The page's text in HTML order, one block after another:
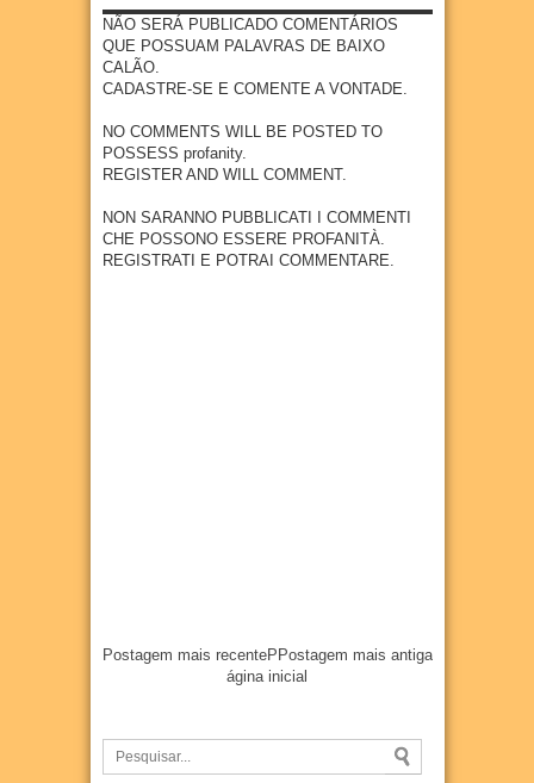
a-PE
15 Jun 2026
a após
fortes
s
DO
DOCU
ÁRIO
AR E
Tajuc
upapo
17 Apr 2026
NÃO SERÁ PUBLICADO COMENTÁRIOS
QUE POSSUAM PALAVRAS DE BAIXO
CALÃO.
CADASTRE-SE E COMENTE A VONTADE.
NO COMMENTS WILL BE POSTED TO
POSSESS profanity.
REGISTER AND WILL COMMENT.
NON SARANNO PUBBLICATI I COMMENTI
CHE POSSONO ESSERE PROFANITÀ.
REGISTRATI E POTRAI COMMENTARE.
Postagem mais recente Postagem mais antiga
P
ágina inicial